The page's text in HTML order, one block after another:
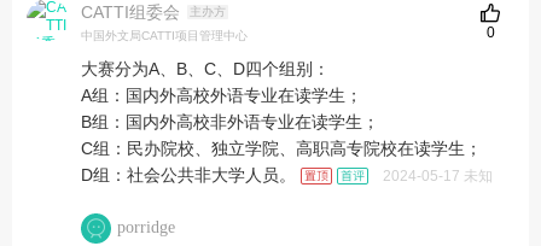
CATTI组委会
主办方
中国外文局CATTI项目管理中心
大赛分为A、B、C、D四个组别：
A组：国内外高校外语专业在读学生；
B组：国内外高校非外语专业在读学生；
C组：民办院校、独立学院、高职高专院校在读学生；
D组：社会公共非大学人员。
2024-05-17 未知
0
porridge